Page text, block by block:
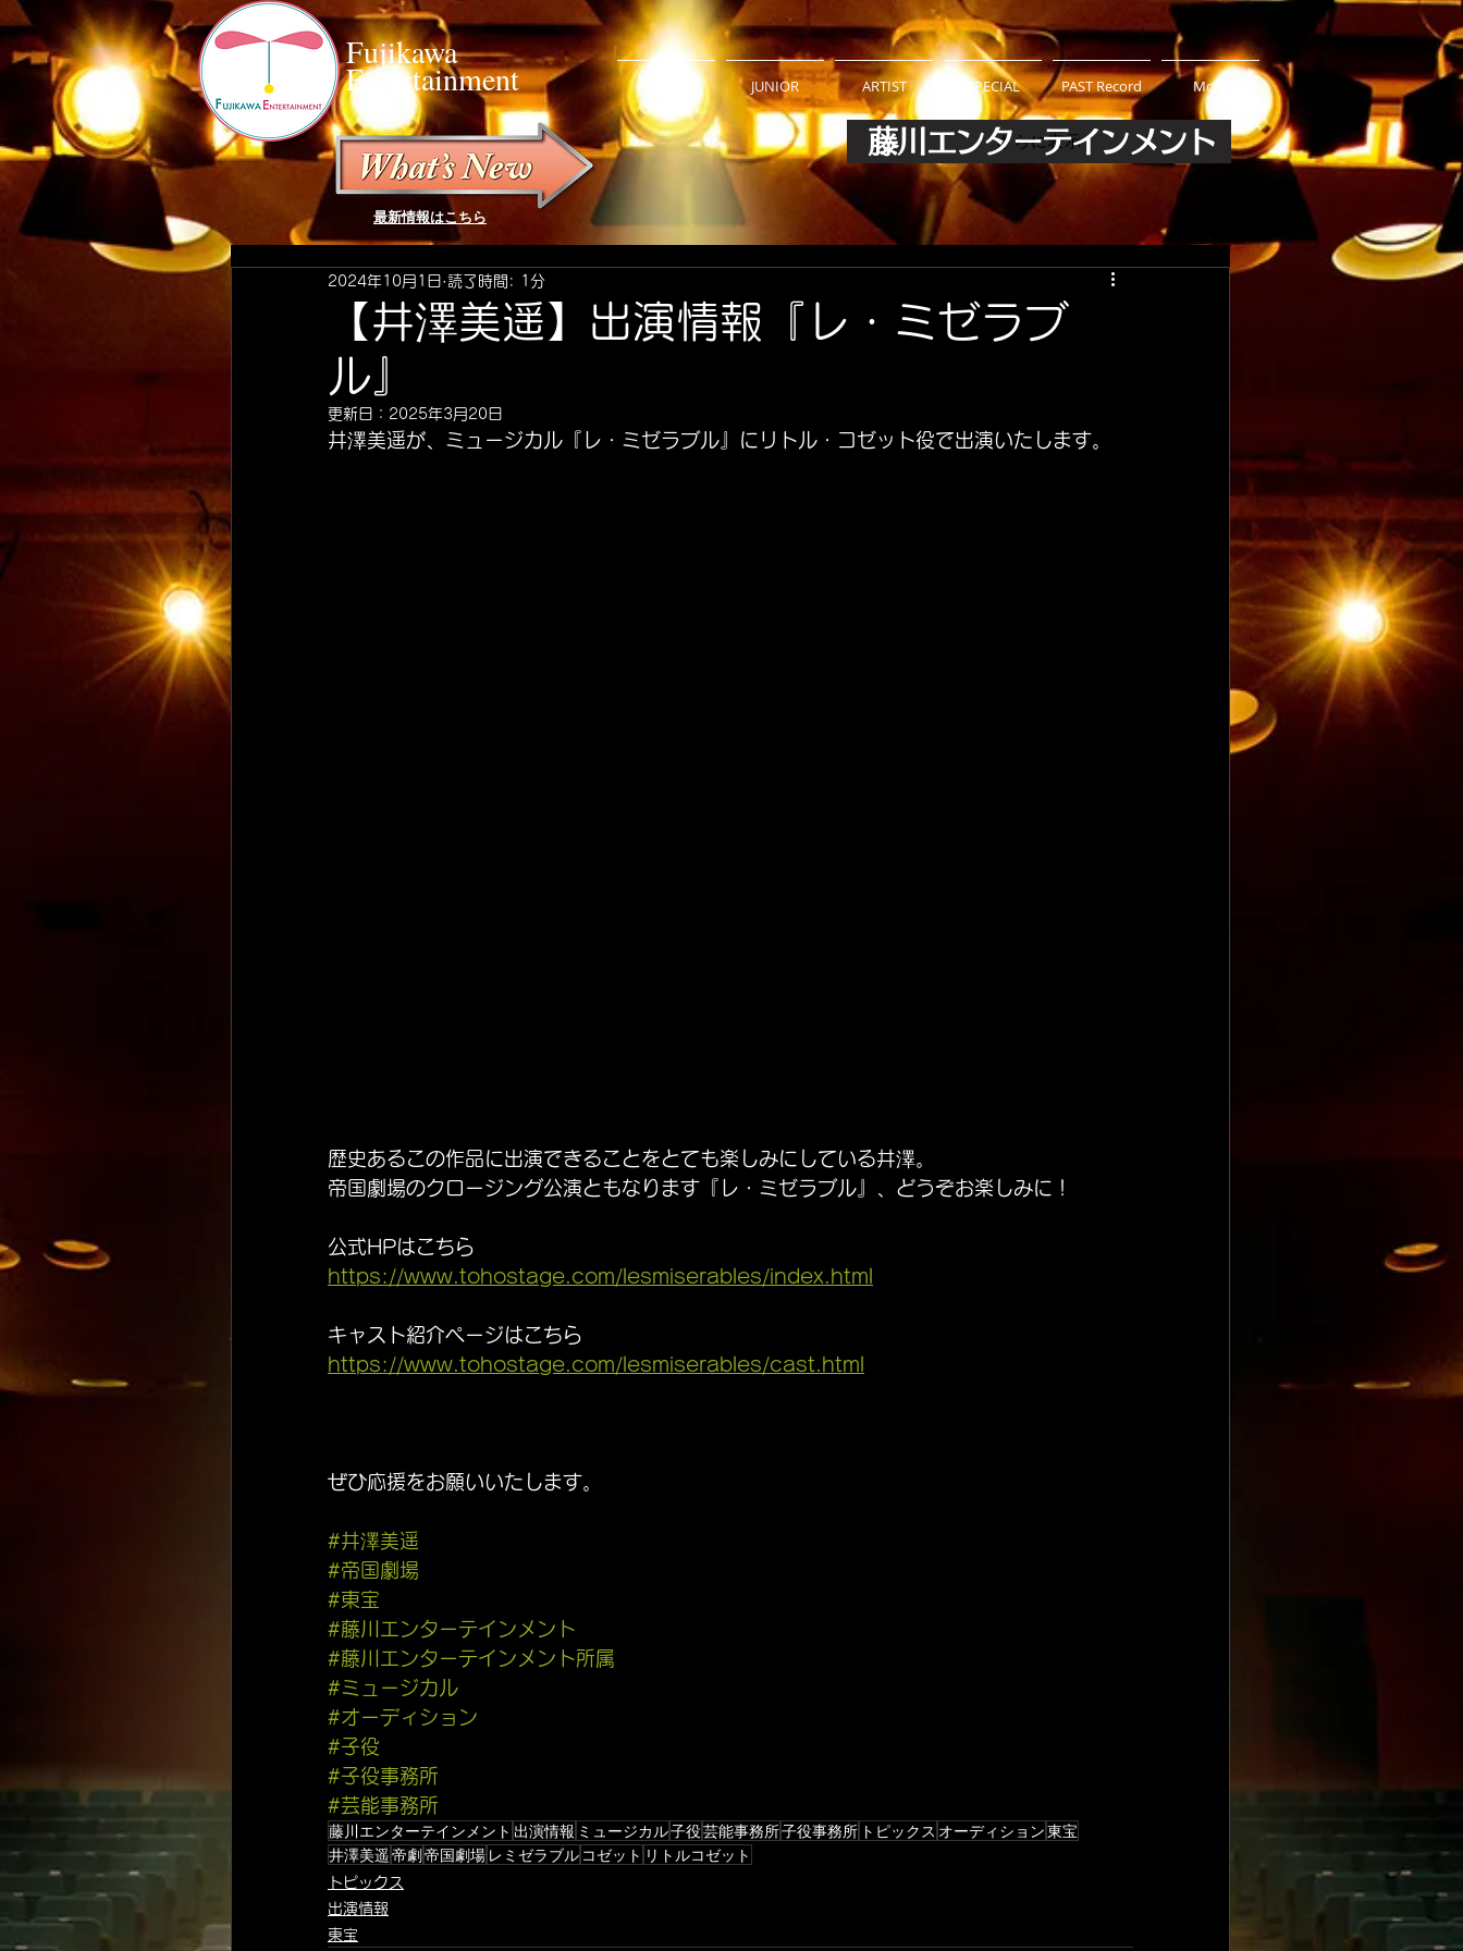
Fujikawa
Entertainment JUNIOR ARTIST SPECIAL PAST Record More
さらに表示
藤川エンターテインメント
最新情報はこちら
【井澤美遥】出演情報『レ・ミゼラブ
ル』
2024年10月1日 読了時間: 1分
更新日： 2025年3月20日
井澤美遥が、ミュージカル『レ・ミゼラブル』にリトル・コゼット役で出演いたします。
歴史あるこの作品に出演できることをとても楽しみにしている井澤。
帝国劇場のクロージング公演ともなります『レ・ミゼラブル』、どうぞお楽しみに！
公式HPはこちら
https://www.tohostage.com/lesmiserables/index.html
キャスト紹介ページはこちら
https://www.tohostage.com/lesmiserables/cast.html
ぜひ応援をお願いいたします。
#井澤美遥
#帝国劇場
#東宝
#藤川エンターテインメント
#藤川エンターテインメント所属
#ミュージカル
#オーディション
#子役
#子役事務所
#芸能事務所
藤川エンターテインメント 出演情報 ミュージカル子役芸能事務所子役事務所 トピックス オーディション東宝
井澤美遥帝劇帝国劇場 レミゼラブル コゼット リトルコゼット
トピックス
出演情報
東宝